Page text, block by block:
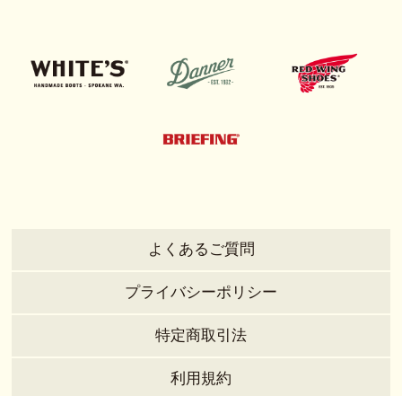
よくあるご質問
プライバシーポリシー
特定商取引法
利用規約